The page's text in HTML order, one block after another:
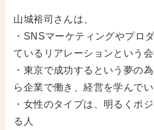
山城裕司さんは、
・SNSマーケティングやプロ
ているリアレーションという
・東京で成功するという夢の
ら企業で働き、経営を学んでい
・女性のタイプは、明るくポ
る人